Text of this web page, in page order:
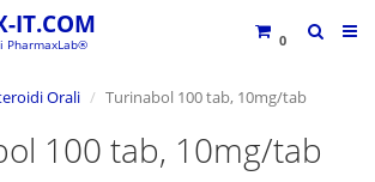
0
IT.COM
PharmaxLab®
Orali Turinabol 100 tab, 10mg/tab
100 tab, 10mg/tab